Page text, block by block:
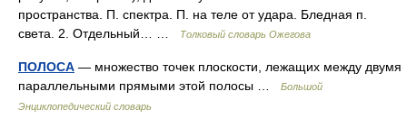
пространства. П. спектра. П. на теле от удара. Бледная п.
света. 2. Отдельный… …
Толковый словарь Ожегова
ПОЛОСА — множество точек плоскости, лежащих между двумя
параллельными прямыми этой полосы …
Большой
Энциклопедический словарь